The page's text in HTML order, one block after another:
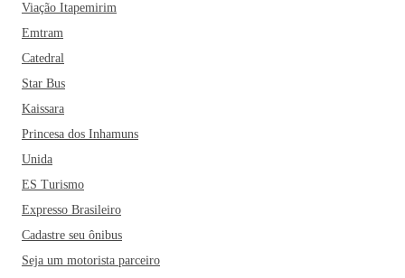
hospitais. O município gera boas oportunidades de emprego,
educação e saúde para os habitantes; motivo pelo qual
Blumenau possui um dos maiores Índices de
naturais, parques e museus, todos com uma arquitetura
impecável. Um passeio imperdível é o Parque Vila
Germânica, que abriga diversas lojas e restaurantes na
cidade, a sensação é de estar dentro de uma vila tipicamente
alemã. Mas se você de passeios com uma vista incrível, vale
Ruediger. Inclua no roteiro uma visita à Catedral São Paulo
Viação Itapemirim
Emtram
Catedral
Star Bus
Kaissara
Princesa dos Inhamuns
Unida
ES Turismo
Expresso Brasileiro
Cadastre seu ônibus
Seja um motorista parceiro